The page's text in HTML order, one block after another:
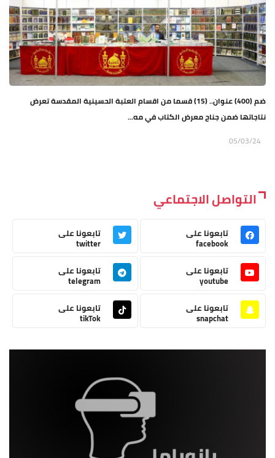
ضم (400) عنوان.. (15) قسما من اقسام العتبة الحسينية المقدسة تعرض
نتاجاتها ضمن جناح معرض الكتاب في مه...
05/03/24
التواصل الاجتماعي
تابعونا على
facebook
تابعونا على
twitter
تابعونا على
youtube
تابعونا على
telegram
تابعونا على
snapchat
تابعونا على
tikTok